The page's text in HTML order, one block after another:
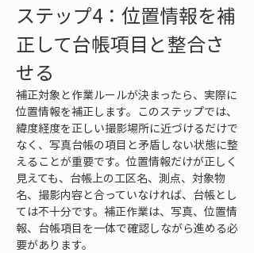
ステップ4：位置情報を補
正して台帳項目と整合さ
せる
補正対象と作業ルールが決まったら、実際に
位置情報を補正します。このステップでは、
緯度経度を正しい撮影場所に近づけるだけで
なく、写真台帳の項目と矛盾しない状態に整
えることが重要です。位置情報だけが正しく
見えても、台帳上の工区名、測点、対象物
名、撮影内容と合っていなければ、台帳とし
ては不十分です。補正作業は、写真、位置情
報、台帳項目を一体で確認しながら進める必
要があります。